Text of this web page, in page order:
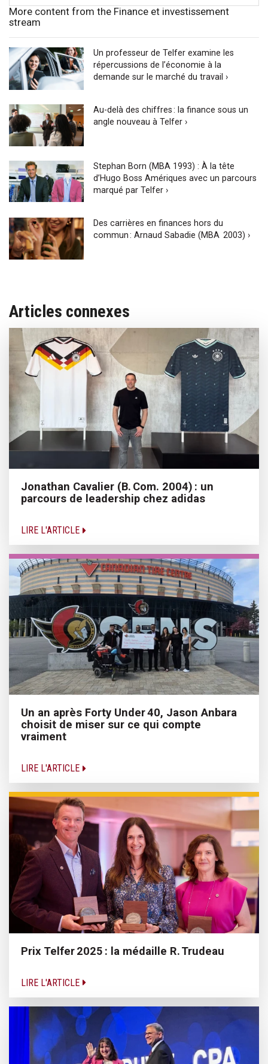
More content from the Finance et investissement
stream
Un professeur de Telfer examine les
répercussions de l’économie à la
demande sur le marché du travail ›
Au-delà des chiffres : la finance sous un
angle nouveau à Telfer ›
Stephan Born (MBA 1993) : À la tête
d’Hugo Boss Amériques avec un parcours
marqué par Telfer ›
Des carrières en finances hors du
commun : Arnaud Sabadie (MBA 2003) ›
Articles connexes
Jonathan Cavalier (B. Com. 2004) : un
parcours de leadership chez adidas
LIRE L'ARTICLE
Un an après Forty Under 40, Jason Anbara
choisit de miser sur ce qui compte
vraiment
LIRE L'ARTICLE
Prix Telfer 2025 : la médaille R. Trudeau
LIRE L'ARTICLE